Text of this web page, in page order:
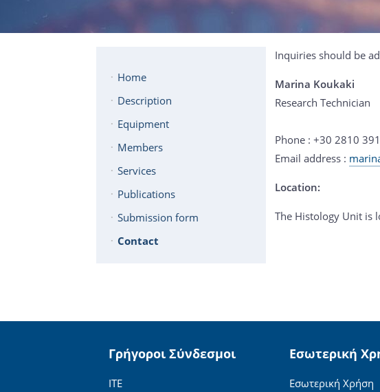
Home
Description
Equipment
Members
Services
Publications
Submission form
Contact
Inquiries should be
Marina Koukaki
Research Technician
Phone : +30 2810
Email address :
Location:
The Histology Unit is
Γρήγοροι Σύνδεσμοι
ΙΤΕ
Εσωτερική
Εσωτερική Χρήση